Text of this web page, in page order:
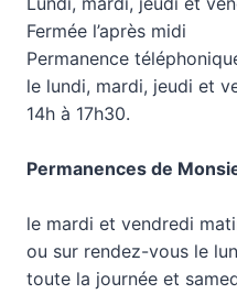
Fermée l’après midi
Permanence
le lundi, mardi, jeudi et
14h à 17h30.
Permanences de
le mardi et vendredi
ou sur rendez-vous le
toute la journée et